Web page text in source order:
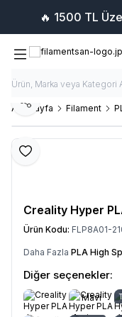
🔥 1500 TL
Ana Sayfa Filament
Favoriye Ekle
Paylaş
Creality Hyper
Ürün Kodu: FLP8A01-
Daha Fazla PLA High
Diğer seçenekler:
Mavi